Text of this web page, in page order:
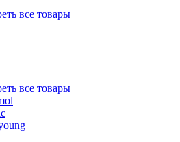
все товары
все товары